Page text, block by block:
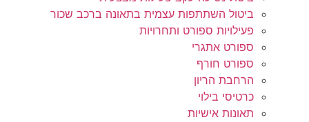
ביטול השתתפות עצמית בתאונה ברכב שכור
פעילויות ספורט ותחרויות
ספורט אתגרי
ספורט חורף
הרחבת הריון
כרטיסי בילוי
תאונות אישיות